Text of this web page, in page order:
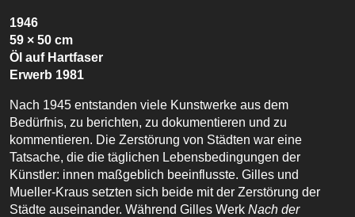
1946
59 × 50 cm
Öl auf Hartfaser
Erwerb 1981
Nach 1945 entstanden viele Kunstwerke aus dem
Bedürfnis, zu berichten, zu dokumentieren und zu
kommentieren. Die Zerstörung von Städten war eine
Tatsache, die die täglichen Lebensbedingungen der
Künstler: innen maßgeblich beeinflusste. Gilles und
Mueller-Kraus setzten sich beide mit der Zerstörung der
Städte auseinander. Während Gilles Werk Nach der